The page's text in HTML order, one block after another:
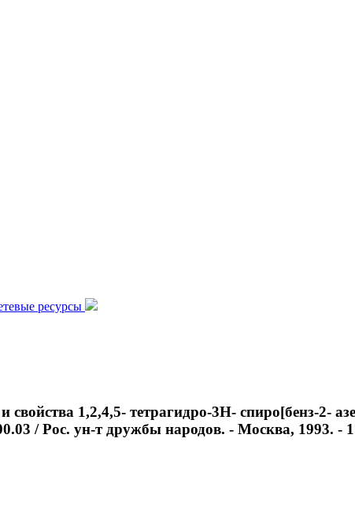
ресурсы
свойства 1,2,4,5- тетрагидро-3Н- спиро[бенз-2-
/ Рос. ун-т дружбы народов. - Москва, 1993. -